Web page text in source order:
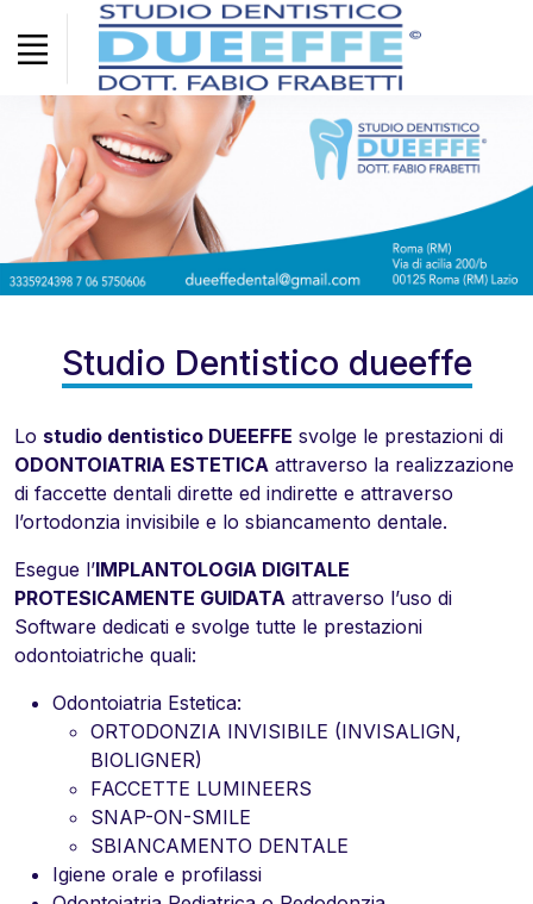
Studio Dentistico dueeffe
Lo studio dentistico DUEEFFE svolge le prestazioni di
ODONTOIATRIA ESTETICA attraverso la realizzazione
di faccette dentali dirette ed indirette e attraverso
l’ortodonzia invisibile e lo sbiancamento dentale.
Esegue l’IMPLANTOLOGIA DIGITALE
PROTESICAMENTE GUIDATA attraverso l’uso di
Software dedicati e svolge tutte le prestazioni
odontoiatriche quali:
Odontoiatria Estetica:
ORTODONZIA INVISIBILE (INVISALIGN,
BIOLIGNER)
FACCETTE LUMINEERS
SNAP-ON-SMILE
SBIANCAMENTO DENTALE
Igiene orale e profilassi